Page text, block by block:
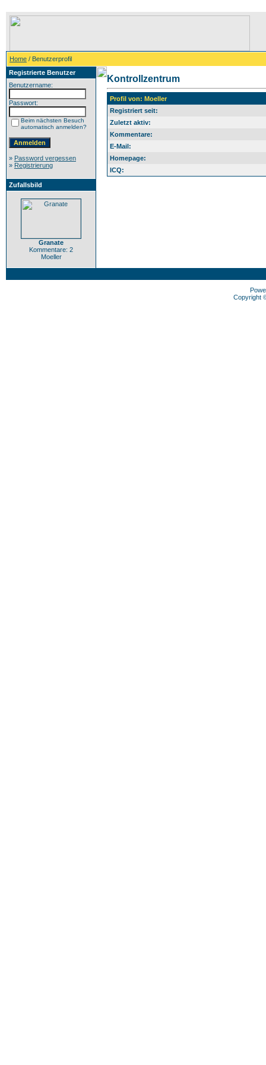
Home / Benutzerprofil
Registrierte Benutzer
Benutzername:
Passwort:
Beim nächsten Besuch
automatisch anmelden?
» Password vergessen
» Registrierung
Zufallsbild
Granate
Kommentare: 2
Moeller
Kontrollzentrum
Profil von: Moeller
Registriert seit:
Zuletzt aktiv:
Kommentare:
E-Mail:
Homepage:
ICQ:
Copyright